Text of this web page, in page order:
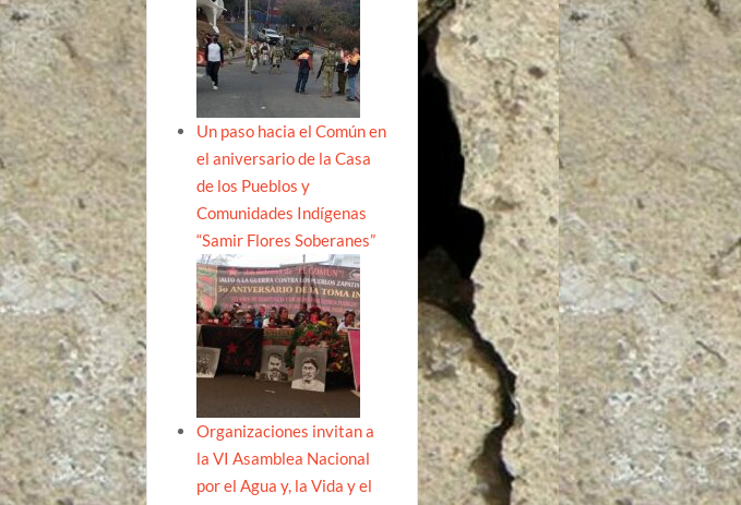
Un paso hacia el Común en
el aniversario de la Casa
de los Pueblos y
Comunidades Indígenas
“Samir Flores Soberanes”
Organizaciones invitan a
la VI Asamblea Nacional
por el Agua y, la Vida y el